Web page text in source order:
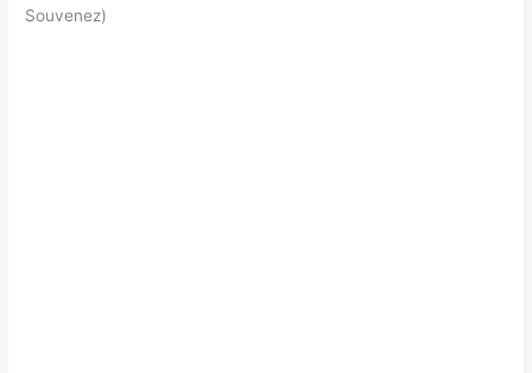
Souvenez)